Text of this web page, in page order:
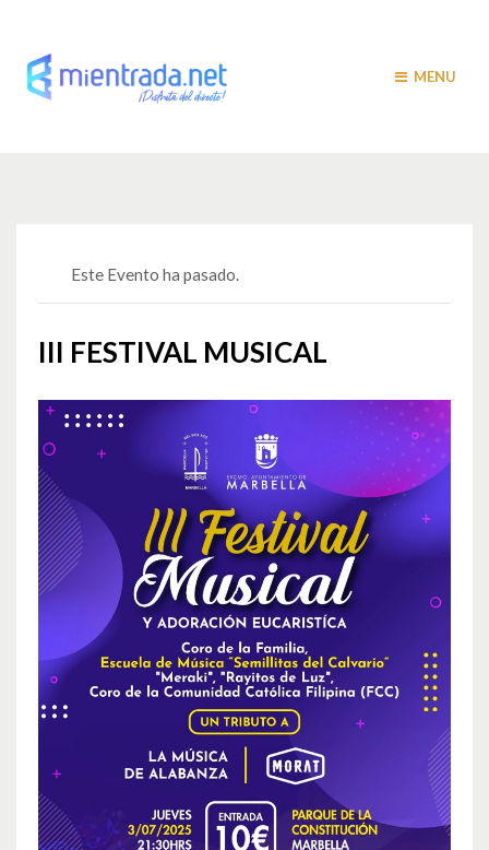
MENU
Este Evento ha pasado.
III FESTIVAL MUSICAL